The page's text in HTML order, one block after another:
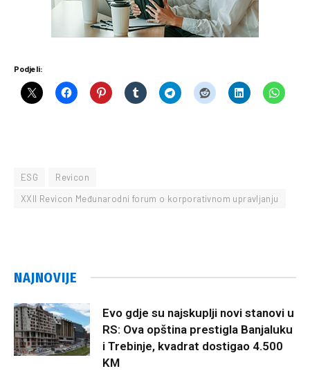
Podjeli:
ESG
Revicon
XXII Revicon Međunarodni forum o korporativnom upravljanju
NAJNOVIJE
Evo gdje su najskuplji novi stanovi u
RS: Ova opština prestigla Banjaluku
i Trebinje, kvadrat dostigao 4.500
KM